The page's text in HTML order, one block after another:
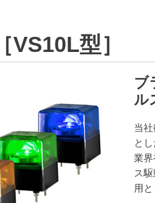
型］
ブ
ル
当
と
業
ス
用